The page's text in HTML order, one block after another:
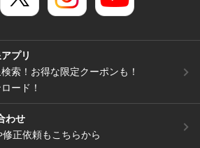
プリ
索！お得な限定クーポンも！
ード！
わせ
正依頼もこちらから